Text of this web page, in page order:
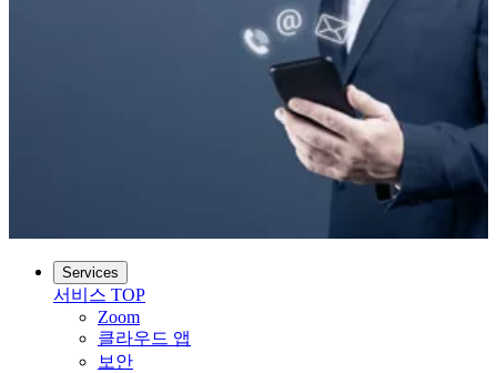
Services
서비스 TOP
Zoom
클라우드 앱
보안